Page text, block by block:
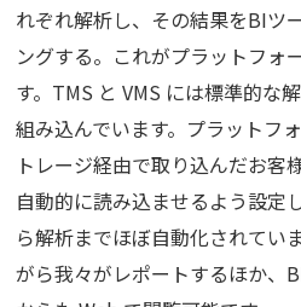
れぞれ解析し、その結果をBIツ
ングする。これがプラットフォ
す。TMS と VMS には標準的な
組み込んでいます。プラットフ
トレージ経由で取り込んだお客
自動的に読み込ませるよう設定
ら解析までほぼ自動化されてい
がら我々がレポートするほか、